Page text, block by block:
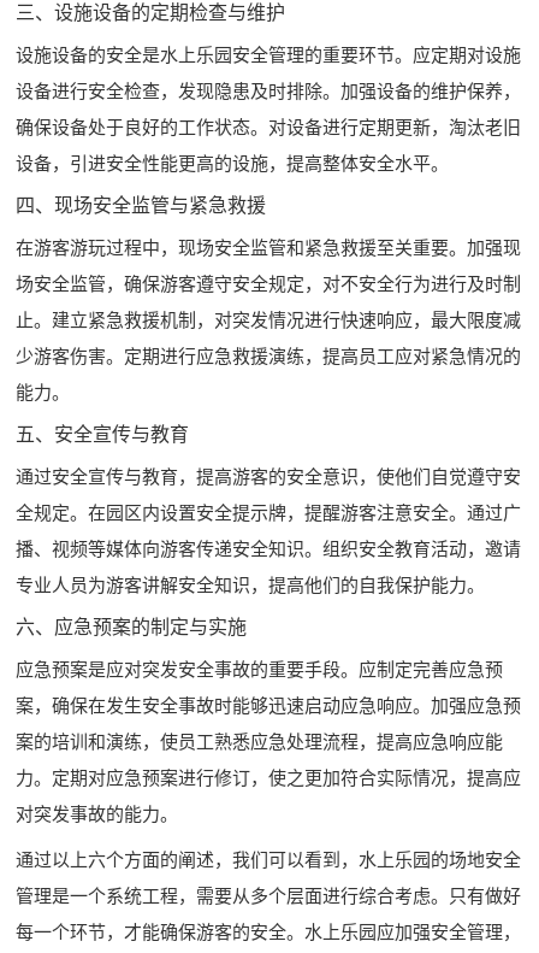
三、设施设备的定期检查与维护
设施设备的安全是水上乐园安全管理的重要环节。应定期对设施
设备进行安全检查，发现隐患及时排除。加强设备的维护保养，
确保设备处于良好的工作状态。对设备进行定期更新，淘汰老旧
设备，引进安全性能更高的设施，提高整体安全水平。
四、现场安全监管与紧急救援
在游客游玩过程中，现场安全监管和紧急救援至关重要。加强现
场安全监管，确保游客遵守安全规定，对不安全行为进行及时制
止。建立紧急救援机制，对突发情况进行快速响应，最大限度减
少游客伤害。定期进行应急救援演练，提高员工应对紧急情况的
能力。
五、安全宣传与教育
通过安全宣传与教育，提高游客的安全意识，使他们自觉遵守安
全规定。在园区内设置安全提示牌，提醒游客注意安全。通过广
播、视频等媒体向游客传递安全知识。组织安全教育活动，邀请
专业人员为游客讲解安全知识，提高他们的自我保护能力。
六、应急预案的制定与实施
应急预案是应对突发安全事故的重要手段。应制定完善应急预
案，确保在发生安全事故时能够迅速启动应急响应。加强应急预
案的培训和演练，使员工熟悉应急处理流程，提高应急响应能
力。定期对应急预案进行修订，使之更加符合实际情况，提高应
对突发事故的能力。
通过以上六个方面的阐述，我们可以看到，水上乐园的场地安全
管理是一个系统工程，需要从多个层面进行综合考虑。只有做好
每一个环节，才能确保游客的安全。水上乐园应加强安全管理，